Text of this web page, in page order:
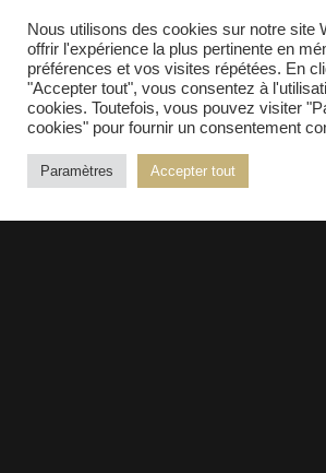
EN SAVOIR PLUS
© 2026 Kopper - Tous droits réservés |
légales| Réalisation :PURE
Nous utilisons des cookies sur notre site
offrir l'expérience la plus pertinente en
préférences et vos visites répétées. En
"Accepter tout", vous consentez à
cookies. Toutefois, vous pouvez visiter
cookies" pour fournir un consentement
Paramètres Accepter tout